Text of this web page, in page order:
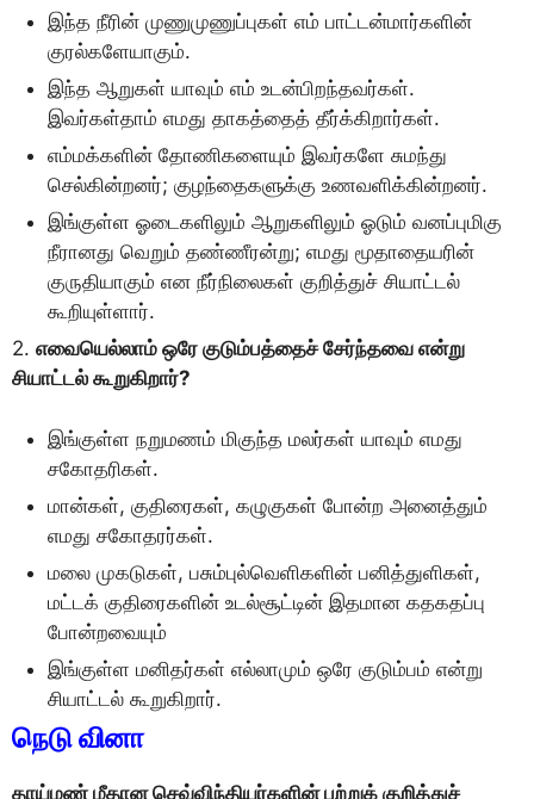
இந்த நீரின் முணுமுணுப்புகள் எம் பாட்டன்மார்களின்
குரல்களேயாகும்.
இந்த ஆறுகள் யாவும் எம் உடன்பிறந்தவர்கள்.
இவர்கள்தாம் எமது தாகத்தைத் தீர்க்கிறார்கள்.
எம்மக்களின் தோணிகளையும் இவர்களே சுமந்து
செல்கின்றனர்; குழந்தைகளுக்கு உணவளிக்கின்றனர்.
இங்குள்ள ஓடைகளிலும் ஆறுகளிலும் ஓடும் வனப்புமிகு
நீரானது வெறும் தண்ணீரன்று; எமது மூதாதையரின்
குருதியாகும் என நீர்நிலைகள் குறித்துச் சியாட்டல்
கூறியுள்ளார்.
2. எவையெல்லாம் ஒரே குடும்பத்தைச் சேர்ந்தவை என்று
சியாட்டல் கூறுகிறார்?
இங்குள்ள நறுமணம் மிகுந்த மலர்கள் யாவும் எமது
சகோதரிகள்.
மான்கள், குதிரைகள், கழுகுகள் போன்ற அனைத்தும்
எமது சகோதரர்கள்.
மலை முகடுகள், பசும்புல்வெளிகளின் பனித்துளிகள்,
மட்டக் குதிரைகளின் உடல்சூட்டின் இதமான கதகதப்பு
போன்றவையும்
இங்குள்ள மனிதர்கள் எல்லாமும் ஒரே குடும்பம் என்று
சியாட்டல் கூறுகிறார்.
நெடு வினா
தாய்மண் மீதான செவ்விந்தியர்களின் பற்றுக் குறித்துச்